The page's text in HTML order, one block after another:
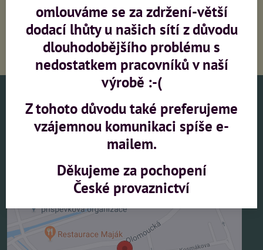
PŘI OBJEDNÁVCE NAD 5000,-
(bez DPH) DOPRAVA ZDARMA
Vše o nákupu
Užitečné odkazy
Externí obsah je blokován Volbami soukromí
Přejete si načíst externí obsah?
omlouváme se za zdržení-větší
dodací lhůty u našich sítí z důvodu
dlouhodobějšího problému s
nedostatkem pracovníků v naší
výrobě :-(
Z tohoto důvodu také preferujeme
vzájemnou komunikaci spíše e-
mailem.
Děkujeme za pochopení
České provaznictví